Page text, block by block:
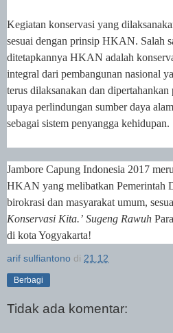
Kegiatan konservasi yang
sesuai dengan prinsip HKAN. Salah
ditetapkannya HKAN adalah
integral dari pembangunan nasional
terus dilaksanakan dan dipertahankan
upaya perlindungan sumber daya
sebagai sistem penyangga kehidupan.
Jambore Capung Indonesia 2017
HKAN yang melibatkan Pemerintah
birokrasi dan masyarakat umum,
Konservasi Kita.’ Sugeng Rawuh
di kota Yogyakarta!
arif sulfiantono di 21.12
Berbagi
Tidak ada komentar: